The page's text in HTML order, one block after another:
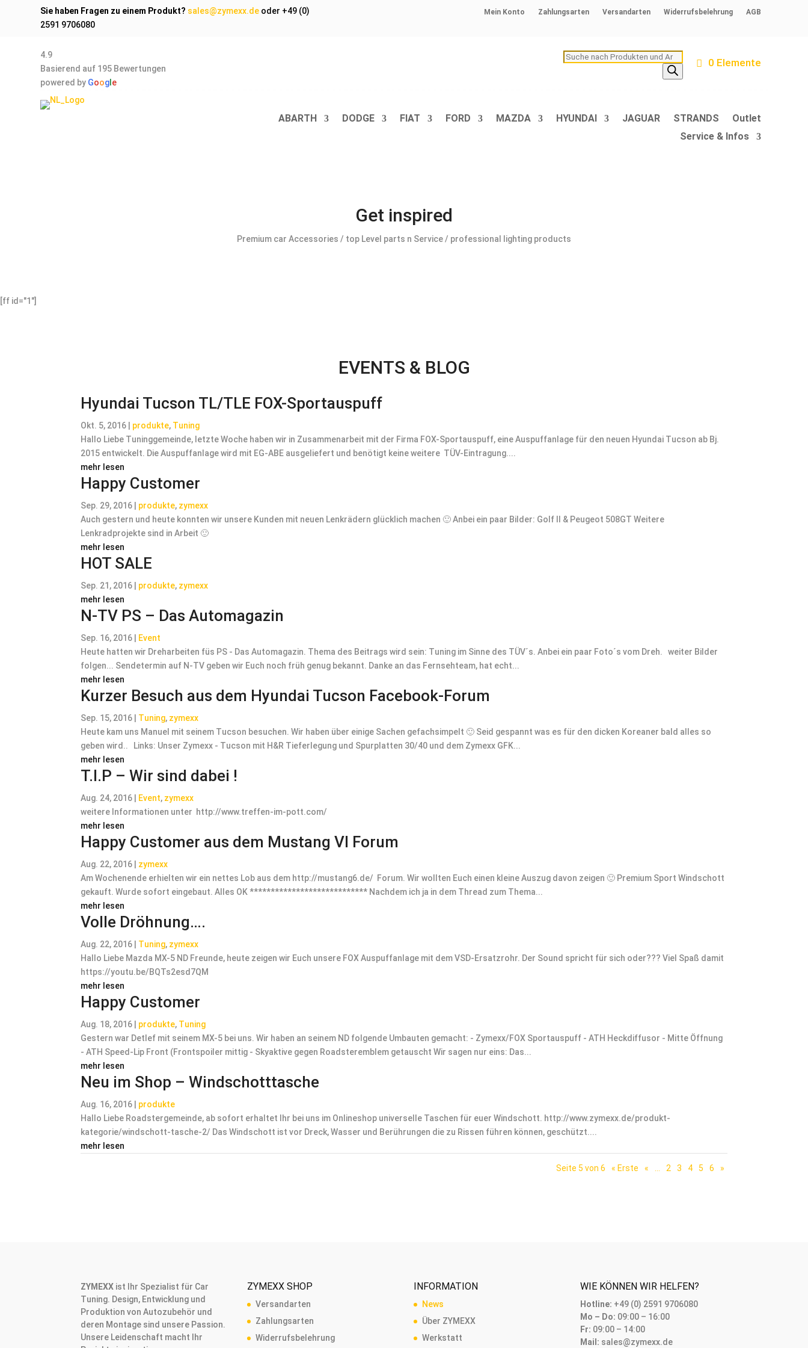
Sie haben Fragen zu einem Produkt? sales@zymexx.de oder +49 (0)
2591 9706080
Mein Konto Zahlungsarten Versandarten Widerrufsbelehrung AGB
4.9
Basierend auf 195 Bewertungen
powered by Goog e
Products
search
0 Elemente
ABARTH DODGE FIAT FORD MAZDA HYUNDAI JAGUAR STRANDS
Outlet
Service & Infos
Get inspired
Premium car Accessories / top Level parts n Service / professional lighting products
[ff id="1"]
EVENTS & BLOG
Hyundai Tucson TL/TLE FOX-Sportauspuff
Okt. 5, 2016 produkte, Tuning
Hallo Liebe Tuninggemeinde, letzte Woche haben wir in Zusammenarbeit mit der Firma FOX-Sportauspuff, eine Auspuffanlage für den neuen Hyundai Tucson ab Bj.
2015 entwickelt. Die Auspuffanlage wird mit EG-ABE ausgeliefert und benötigt keine weitere TÜV-Eintragung....
mehr lesen
Happy Customer
Sep. 29, 2016 produkte, zymexx
Auch gestern und heute konnten wir unsere Kunden mit neuen Lenkrädern glücklich machen 🙂 Anbei ein paar Bilder: Golf II & Peugeot 508GT Weitere
Lenkradprojekte sind in Arbeit 🙂
mehr lesen
HOT SALE
Sep. 21, 2016 produkte, zymexx
mehr lesen
N-TV PS – Das Automagazin
Sep. 16, 2016
Event
Heute hatten wir Dreharbeiten füs PS - Das Automagazin. Thema des Beitrags wird sein: Tuning im Sinne des TÜV´s. Anbei ein paar Foto´s vom Dreh. weiter Bilder
folgen... Sendetermin auf N-TV geben wir Euch noch früh genug bekannt. Danke an das Fernsehteam, hat echt...
mehr lesen
Kurzer Besuch aus dem Hyundai Tucson Facebook-Forum
Sep. 15, 2016 Tuning, zymexx
Heute kam uns Manuel mit seinem Tucson besuchen. Wir haben über einige Sachen gefachsimpelt 🙂 Seid gespannt was es für den dicken Koreaner bald alles so
geben wird.. Links: Unser Zymexx - Tucson mit H&R Tieferlegung und Spurplatten 30/40 und dem Zymexx GFK...
mehr lesen
T.I.P – Wir sind dabei !
Aug. 24, 2016 Event, zymexx
weitere Informationen unter http://www.treffen-im-pott.com/
mehr lesen
Happy Customer aus dem Mustang VI Forum
Aug. 22, 2016
zymexx
Am Wochenende erhielten wir ein nettes Lob aus dem http://mustang6.de/ Forum. Wir wollten Euch einen kleine Auszug davon zeigen 🙂 Premium Sport Windschott
gekauft. Wurde sofort eingebaut. Alles OK **************************** Nachdem ich ja in dem Thread zum Thema...
mehr lesen
Volle Dröhnung….
Aug. 22, 2016 Tuning, zymexx
Hallo Liebe Mazda MX-5 ND Freunde, heute zeigen wir Euch unsere FOX Auspuffanlage mit dem VSD-Ersatzrohr. Der Sound spricht für sich oder??? Viel Spaß damit
https://youtu.be/BQTs2esd7QM
mehr lesen
Happy Customer
Aug. 18, 2016 produkte, Tuning
Gestern war Detlef mit seinem MX-5 bei uns. Wir haben an seinem ND folgende Umbauten gemacht: - Zymexx/FOX Sportauspuff - ATH Heckdiffusor - Mitte Öffnung
- ATH Speed-Lip Front (Frontspoiler mittig - Skyaktive gegen Roadsteremblem getauscht Wir sagen nur eins: Das...
mehr lesen
Neu im Shop – Windschotttasche
Aug. 16, 2016
produkte
Hallo Liebe Roadstergemeinde, ab sofort erhaltet Ihr bei uns im Onlineshop universelle Taschen für euer Windschott. http://www.zymexx.de/produkt-
kategorie/windschott-tasche-2/ Das Windschott ist vor Dreck, Wasser und Berührungen die zu Rissen führen können, geschützt....
mehr lesen
Seite 5 von 6 « Erste « 2 3 4 5 6 »
ZYMEXX ist Ihr Spezialist für Car
Tuning. Design, Entwicklung und
Produktion von Autozubehör und
deren Montage sind unsere Passion.
Unsere Leidenschaft macht Ihr
ZYMEXX SHOP
Versandarten
Zahlungsarten
Widerrufsbelehrung
INFORMATION
News
Über ZYMEXX
Werkstatt
WIE KÖNNEN WIR HELFEN?
Hotline: +49 (0) 2591 9706080
Mo – Do: 09:00 – 16:00
Fr: 09:00 – 14:00
Mail: sales@zymexx.de